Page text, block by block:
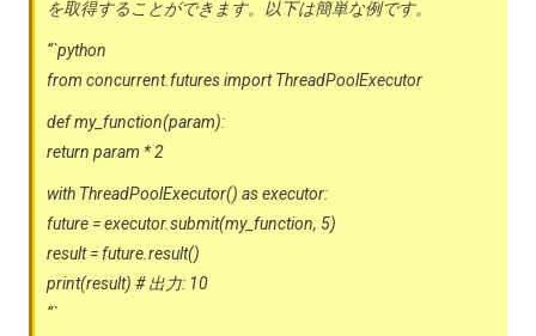
を取得することができます。以下は簡単な例です。
“`python
from concurrent.futures import ThreadPoolExecutor
def my_function(param):
return param * 2
with ThreadPoolExecutor() as executor:
future = executor.submit(my_function, 5)
result = future.result()
print(result) # 出力: 10
“`